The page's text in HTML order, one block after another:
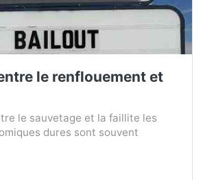
le renflouement et
le sauvetage et la faillite les
dures sont souvent